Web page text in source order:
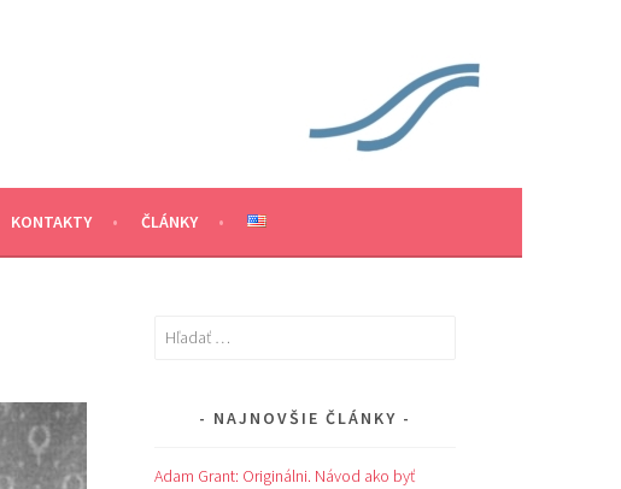
KONTAKTY ČLÁNKY
Hľadať:
NAJNOVŠIE ČLÁNKY
Adam Grant: Originálni. Návod ako byť